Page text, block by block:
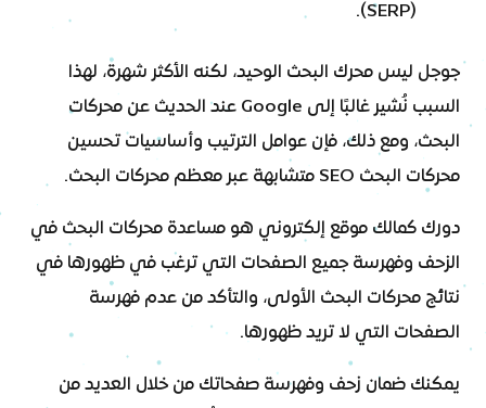
(SERP).
جوجل ليس محرك البحث الوحيد، لكنه الأكثر شهرة، لهذا
السبب نُشير غالبًا إلى Google عند الحديث عن محركات
البحث، ومع ذلك، فإن عوامل الترتيب وأساسيات تحسين
محركات البحث SEO متشابهة عبر معظم محركات البحث.
دورك كمالك موقع إلكتروني هو مساعدة محركات البحث في
الزحف وفهرسة جميع الصفحات التي ترغب في ظهورها في
نتائج محركات البحث الأولى، والتأكد من عدم فهرسة
الصفحات التي لا تريد ظهورها.
يمكنك ضمان زحف وفهرسة صفحاتك من خلال العديد من